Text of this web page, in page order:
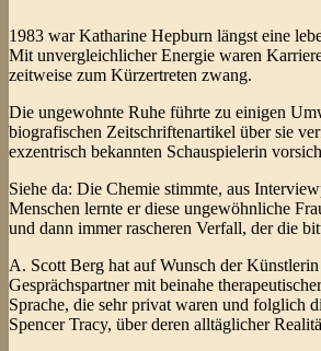
1983 war Katharine Hepburn längst eine
Mit unvergleichlicher Energie waren
zeitweise zum Kürzertreten zwang.
Die ungewohnte Ruhe führte zu einigen
biografischen Zeitschriftenartikel über sie
exzentrisch bekannten Schauspielerin
Siehe da: Die Chemie stimmte, aus
Menschen lernte er diese ungewöhnliche
und dann immer rascheren Verfall, der die
A. Scott Berg hat auf Wunsch der
Gesprächspartner mit beinahe
Sprache, die sehr privat waren und folglich
Spencer Tracy, über deren alltäglicher